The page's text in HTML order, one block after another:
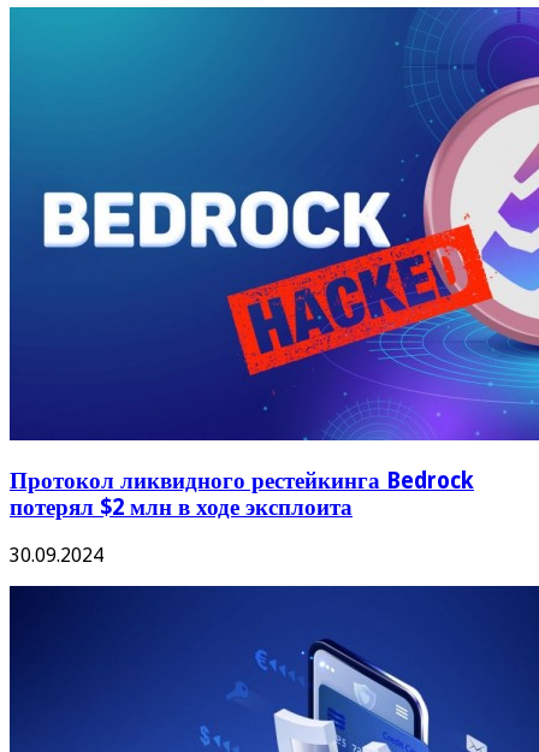
Протокол ликвидного рестейкинга Bedrock
потерял $2 млн в ходе эксплоита
30.09.2024